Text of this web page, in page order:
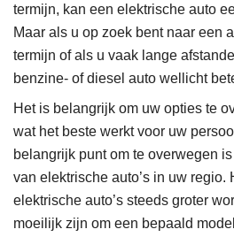
termijn, kan een elektrische auto
Maar als u op zoek bent naar een
termijn of als u vaak lange
benzine- of diesel auto wellicht
Het is belangrijk om uw opties te
wat het beste werkt voor uw
belangrijk punt om te overwegen
van elektrische auto’s in uw regio.
elektrische auto’s steeds groter
moeilijk zijn om een bepaald